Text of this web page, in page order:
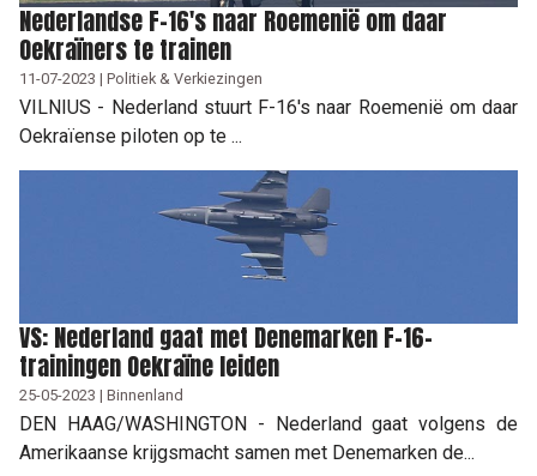
Nederlandse F-16's naar Roemenië om daar
Oekraïners te trainen
11-07-2023 | Politiek & Verkiezingen
VILNIUS - Nederland stuurt F-16's naar Roemenië om daar
Oekraïense piloten op te ...
VS: Nederland gaat met Denemarken F-16-
trainingen Oekraïne leiden
25-05-2023 | Binnenland
DEN HAAG/WASHINGTON - Nederland gaat volgens de
Amerikaanse krijgsmacht samen met Denemarken de...